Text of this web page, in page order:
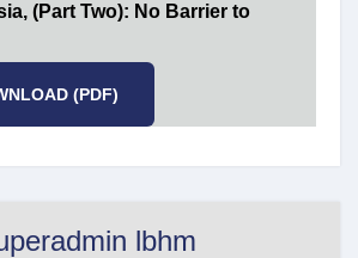
(Part Two): No Barrier to
(PDF)
lbhm